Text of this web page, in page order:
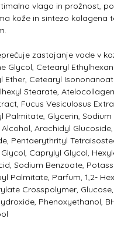
vlago in prožnost,
kože in sintezo kolagena
zastajanje vode v
Glycol, Cetearyl
Ether, Cetearyl
Stearate,
Fucus Vesiculosus
Palmitate, Glycerin,
Arachidyl
Pentaerythrityl
Caprylyl Glycol,
Sodium Benzoate,
Palmitate, Parfum, 1,2-
Crosspolymer,
Phenoxyethanol,